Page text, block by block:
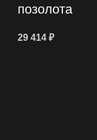
позолота
29 414 ₽